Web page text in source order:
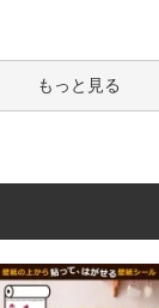
もっと見る